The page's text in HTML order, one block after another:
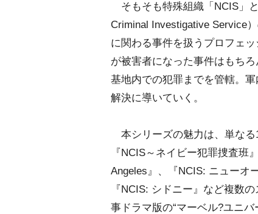
そもそも特殊組織「NCIS」
Criminal Investigative Service
に関わる事件を扱うプロフェ
が被害者になった事件はもち
基地内での犯罪までを管轄。
解決に導いていく。
本シリーズの魅力は、単なる
『NCIS～ネイビー犯罪捜査班
Angeles』、『NCIS: ニューオ
『NCIS: シドニー』など複数
事ドラマ版の“マーベル?ユニ